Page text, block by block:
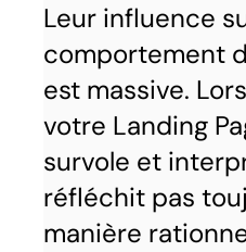
Leur influence
comportement
est massive.
votre Landing
survole et
réfléchit pas
manière